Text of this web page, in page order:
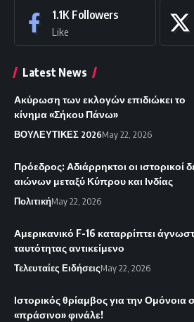
1.1K Followers
Like
Latest News
Ακύρωση των εκλογών επιδιώκει το
κίνημα «Σήκου Πάνω»
ΒΟΥΛΕΥΤΙΚΕΣ 2026May 22, 2026
Πρόεδρος: Αδιάρρηκτοι οι ιστορικοί
αιώνων μεταξύ Κύπρου και Ινδίας
ΠολιτικήMay 22, 2026
Αμερικανικό F-16 καταρρίπτει
ταυτότητας αντικείμενο
Τελευταίες ΕιδήσειςMay 22, 2026
Ιστορικός θρίαμβος για την Ομόνοια
«πράσινο» φινάλε!